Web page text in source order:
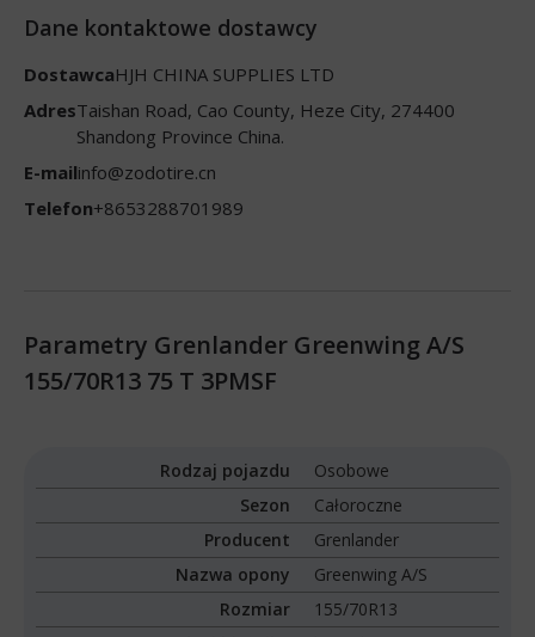
Dane kontaktowe dostawcy
DostawcaHJH CHINA SUPPLIES LTD
AdresTaishan Road, Cao County, Heze City, 274400
Shandong Province China.
E-mailinfo@zodotire.cn
Telefon+8653288701989
Parametry Grenlander Greenwing A/S
155/70R13 75 T 3PMSF
Rodzaj pojazdu
Osobowe
Sezon
Całoroczne
Producent
Grenlander
Nazwa opony
Greenwing A/S
Rozmiar
155/70R13